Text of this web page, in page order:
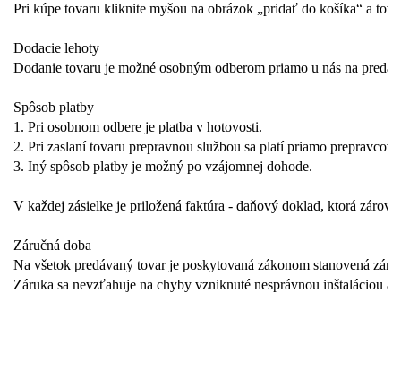
Pri kúpe tovaru kliknite myšou na obrázok „pridať do košíka“ a
Dodacie lehoty
Dodanie tovaru je možné osobným odberom priamo u nás na
Spôsob platby
1. Pri osobnom odbere je platba v hotovosti.
2. Pri zaslaní tovaru prepravnou službou sa platí priamo
3. Iný spôsob platby je možný po vzájomnej dohode.
V každej zásielke je priložená faktúra - daňový doklad, ktorá
Záručná doba
Na všetok predávaný tovar je poskytovaná zákonom stanovená
Záruka sa nevzťahuje na chyby vzniknuté nesprávnou inštaláciou